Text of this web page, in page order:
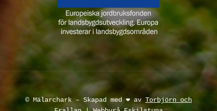
© Mälarchark – Skapad med ❤️ av Torbjörn och